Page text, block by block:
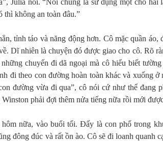
Julia nói. “Nói chung là sử dụng một chỗ hai
thì không an toàn đâu.”
tỉnh táo và năng động hơn. Cô mặc quần áo,
Dĩ nhiên là chuyện đó được giao cho cô. Rõ
chuyến đi dã ngoại mà cô hiểu biết
đi theo con đường hoàn toàn khác và xuống ở
đường vừa đi qua”, cô nói cứ như thể đang
phải đợi thêm nửa tiếng nữa rồi mới
nữa, vào buổi tối. Đấy là con phố trong
đông đúc và rất ồn ào. Cô sẽ đi loanh quanh